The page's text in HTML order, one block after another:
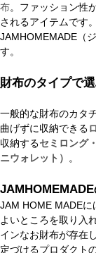
布。ファッション性
されるアイテムです
JAMHOMEMADE（
す。
財布のタイプで
一般的な財布のカタ
曲げずに収納できる
収納するセミロング
ニウォレット）
。
JAM HOME MADEに
よいところを取り入
インなお財布が存在
定づけるプロダクト